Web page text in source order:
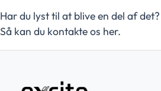
Har du lyst til at blive en del af det?
Så kan du kontakte os her.